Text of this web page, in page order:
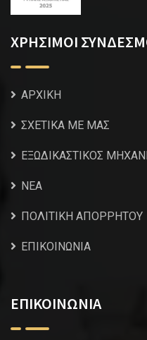
ΧΡΗΣΙΜΟΙ
ΑΡΧΙΚΗ
ΣΧΕΤΙΚΑ ΜΕ ΜΑΣ
ΕΞΩΔΙΚΑΣΤΙΚΟΣ
NEA
ΠΟΛΙΤΙΚΗ ΑΠΟΡΡΗΤΟΥ
ΕΠΙΚΟΙΝΩΝΙΑ
ΕΠΙΚΟΙΝΩΝΙΑ